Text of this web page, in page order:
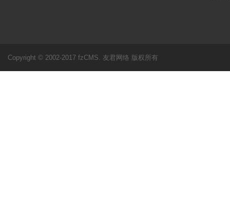
Copyright © 2002-2017 fzCMS. 友君网络 版权所有